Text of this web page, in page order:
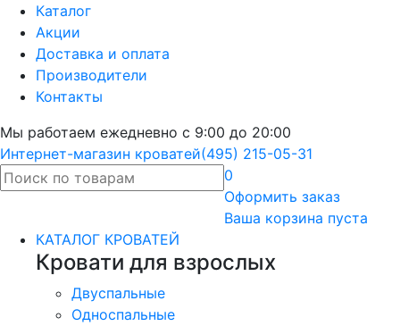
Каталог
Акции
Доставка и оплата
Производители
Контакты
Мы работаем ежедневно с 9:00 до 20:00
Интернет-магазин кроватей(495) 215-05-31
0
Оформить заказ
Ваша корзина пуста
КАТАЛОГ КРОВАТЕЙ
Кровати для взрослых
Двуспальные
Односпальные